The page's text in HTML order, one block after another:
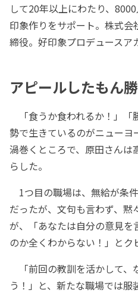
して20年以上にわたり、
印象作りをサポート。株式
締役。好印象プロデュースア
アピールしたもん
「食うか食われるか！」「
勢で生きているのがニュー
渦巻くところで、原田さん
らした。
1つ目の職場は、無給が条
だったが、文句も言わず、黙
が、「あなたは自分の意見を
のか全くわからない！」とク
「前回の教訓を活かして、
う！」と、新たな職場では